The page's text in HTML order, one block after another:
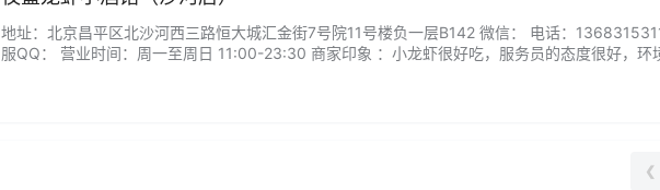
地址：北京昌平区北沙河西三路恒大城汇金街7号院11号楼负一层B142 微信： 电话：
服QQ： 营业时间：周一至周日 11:00-23:30 商家印象 ：小龙虾很好吃，服务员的态度很好，环
❮